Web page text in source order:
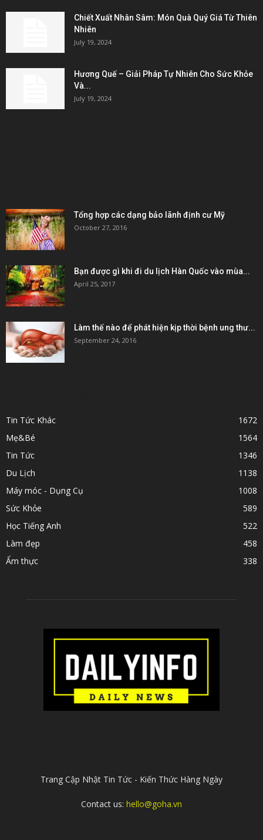
Chiết Xuất Nhân Sâm: Món Quà Quý Giá Từ Thiên
Nhiên
July 19, 2024
Hương Quế – Giải Pháp Tự Nhiên Cho Sức Khỏe
Và...
July 19, 2024
Tổng hợp các dạng bảo lãnh định cư Mỹ
October 27, 2016
Bạn được gì khi đi du lịch Hàn Quốc vào mùa...
April 25, 2017
Làm thế nào để phát hiện kịp thời bệnh ung thư...
September 24, 2016
Tin Tức Khác
1672
Mẹ&Bé
1564
Tin Tức
1346
Du Lịch
1138
Máy móc - Dụng Cụ
1008
Sức Khỏe
589
Học Tiếng Anh
522
Làm đẹp
458
Ẩm thực
338
Trang Cập Nhật Tin Tức - Kiến Thức Hàng Ngày
Contact us: hello@goha.vn